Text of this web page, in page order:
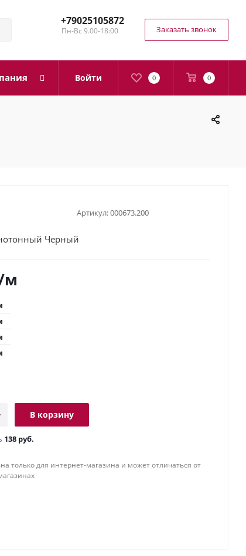
+79025105872
Пн-Вс 9.00-18:00 Заказать звонок
0 0
Войти
Артикул:000673.200
Черный
м
В корзину
138 руб.
только для интернет-магазина и может отличаться от